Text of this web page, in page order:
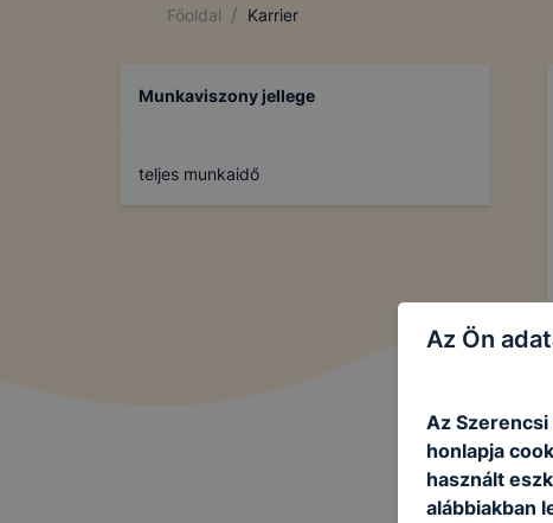
Főoldal / Karrier
Munkaviszony jellege
teljes munkaidő
Az Ön
Az Szerencsi
honlapja
használt
alábbiakban